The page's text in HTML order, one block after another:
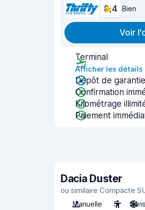
8,4 Bien
Voir
Terminal
Afficher les
Dépôt de
Confirmation
Kilométrage
Paiement
Dacia Duster
ou similaire Compacte
Manuelle
5